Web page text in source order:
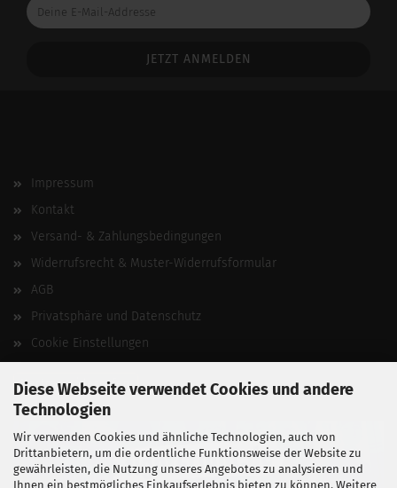
Diese Webseite verwendet Cookies und andere
Technologien
Wir verwenden Cookies und ähnliche Technologien, auch von
Drittanbietern, um die ordentliche Funktionsweise der Website zu
gewährleisten, die Nutzung unseres Angebotes zu analysieren und
Ihnen ein bestmögliches Einkaufserlebnis bieten zu können. Weitere
E-
Impressum
Kontakt
Versand- & Zahlungsbedingungen
Widerrufsrecht & Muster-Widerrufsformular
AGB
Privatsphäre und Datenschutz
Cookie Einstellungen
Vertrag widerrufen